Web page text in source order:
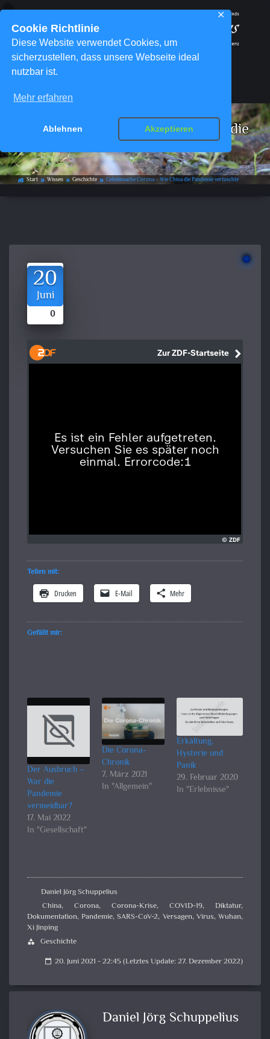
Cookie Richtlinie
Diese Website verwendet Cookies, um
sicherzustellen, dass unsere Webseite ideal
nutzbar ist.
Mehr erfahren
Ablehnen Akzeptieren
✕
Geheimsache Corona – Wie China die
Pandemie vertuschte
home_work Start double_arrow Wissen double_arrow Geschichte double_arrow Geheimsache Corona – Wie China die Pandemie vertuschte
20
Juni
0
Teilen mit:
Drucken E-Mail Mehr
Gefällt mir:
Der Ausbruch –
War die
Pandemie
vermeidbar?
17. Mai 2022
In "Gesellschaft"
Die Corona-
Chronik
7. März 2021
In "Allgemein"
Erkältung,
Hysterie und
Panik
29. Februar 2020
In "Erlebnisse"
Daniel Jörg Schuppelius
China, Corona, Corona-Krise, COVID-19, Diktatur,
Dokumentation,Pandemie,SARS-CoV-2, Versagen, Virus,Wuhan,
Xi Jinping
category Geschichte
calendar_today 20. Juni 2021 - 22:45 (Letztes Update: 27. Dezember 2022)
Daniel Jörg Schuppelius